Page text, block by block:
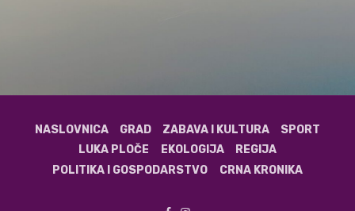
NASLOVNICA GRAD ZABAVA I KULTURA
SPORT
LUKA PLOČE
EKOLOGIJA
REGIJA
POLITIKA I GOSPODARSTVO
CRNA KRONIKA